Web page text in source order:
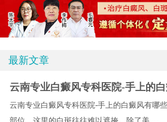
最新文章
云南专业白癜风专科医院-手上的
云南专业白癜风专科医院-手上的白癜风有哪